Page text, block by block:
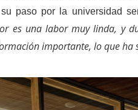
paso por la universidad
es una labor muy linda, y
importante, lo que ha